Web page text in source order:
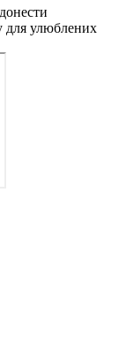
для улюблених